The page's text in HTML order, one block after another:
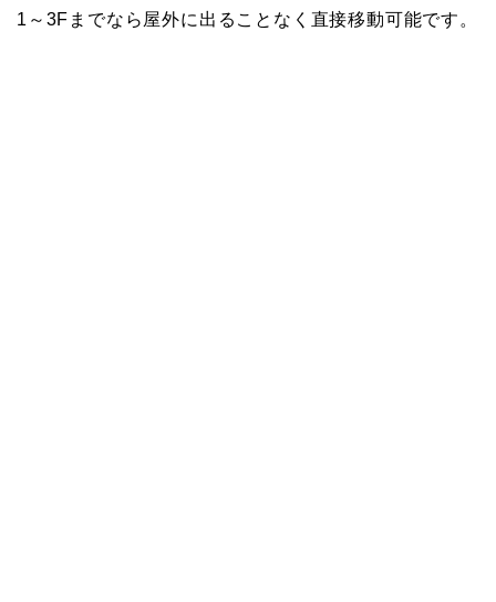
1～3Fまでなら屋外に出ることなく直接移動可能です。